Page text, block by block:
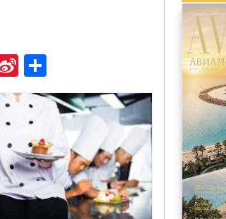
Sina
Weibo
Отправить